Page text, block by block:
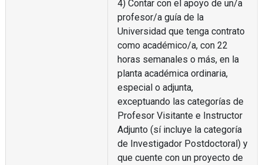
4) Contar con el apoyo de un/a
profesor/a guía de la
Universidad que tenga contrato
como académico/a, con 22
horas semanales o más, en la
planta académica ordinaria,
especial o adjunta,
exceptuando las categorías de
Profesor Visitante e Instructor
Adjunto (sí incluye la categoría
de Investigador Postdoctoral) y
que cuente con un proyecto de